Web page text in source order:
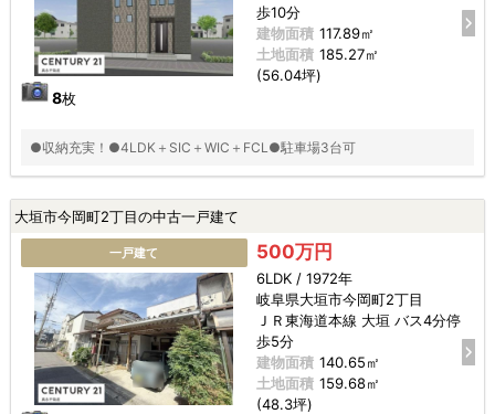
8枚
歩10分
建物面積 117.89㎡
土地面積 185.27㎡
(56.04坪)
●収納充実！●4LDK＋SIC＋WIC＋FCL●駐車場3台可
大垣市今岡町2丁目の中古一戸建て
一戸建て 500万円
6LDK / 1972年
岐阜県大垣市今岡町2丁目
ＪＲ東海道本線 大垣 バス4分停
歩5分
建物面積 140.65㎡
土地面積 159.68㎡
(48.3坪)